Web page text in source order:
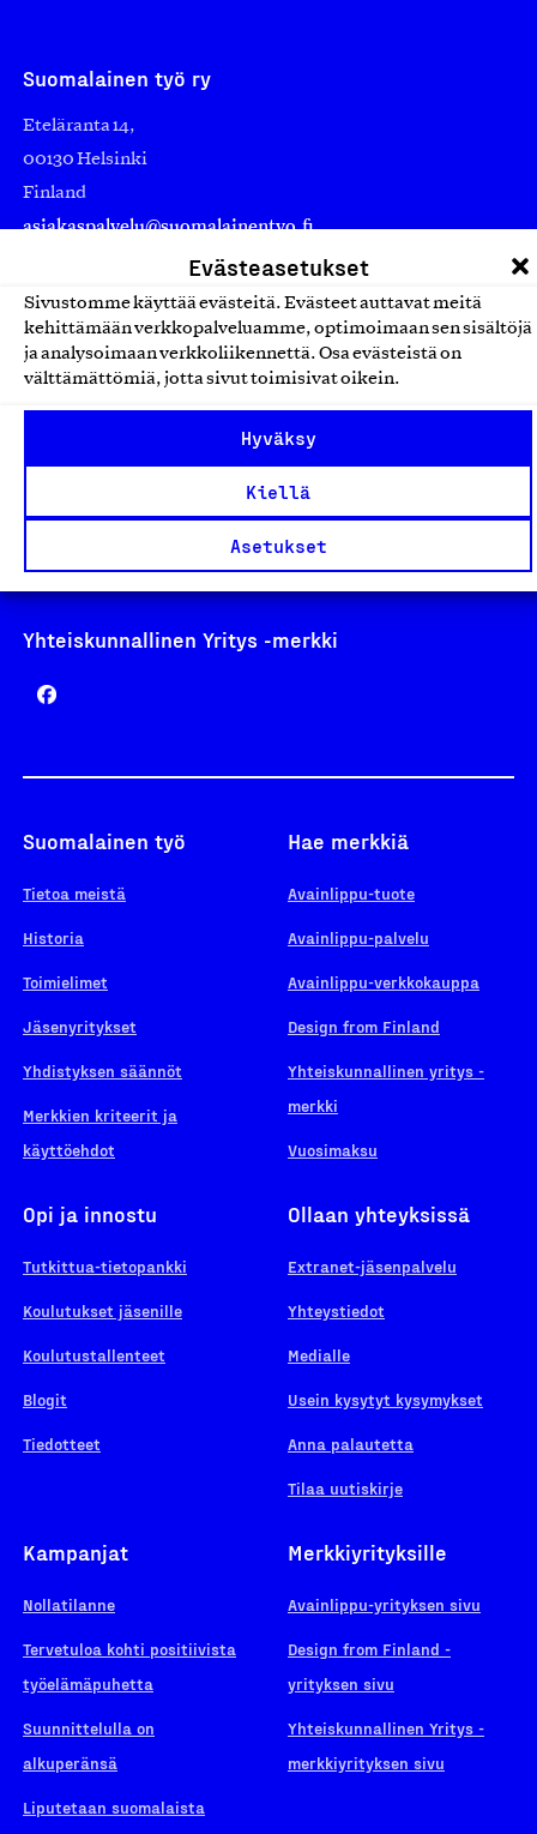
Evästeasetukset
Sivustomme käyttää evästeitä. Evästeet auttavat meitä
kehittämään verkkopalveluamme, optimoimaan sen sisältöjä
ja analysoimaan verkkoliikennettä. Osa evästeistä on
välttämättömiä, jotta sivut toimisivat oikein.
Hyväksy
Kiellä
Asetukset
Suomalainen työ ry
Eteläranta 14,
00130 Helsinki
Finland
asiakaspalvelu@suomalainentyo.fi
laskutus@suomalainentyo.fi
Avainlippu
Design From Finland
Yhteiskunnallinen Yritys -merkki
Suomalainen työ
Tietoa meistä
Historia
Toimielimet
Jäsenyritykset
Yhdistyksen säännöt
Merkkien kriteerit ja
käyttöehdot
Hae merkkiä
Avainlippu-tuote
Avainlippu-palvelu
Avainlippu-verkkokauppa
Design from Finland
Yhteiskunnallinen yritys -
merkki
Vuosimaksu
Opi ja innostu
Tutkittua-tietopankki
Koulutukset jäsenille
Koulutustallenteet
Blogit
Tiedotteet
Ollaan yhteyksissä
Extranet-jäsenpalvelu
Yhteystiedot
Medialle
Usein kysytyt kysymykset
Anna palautetta
Tilaa uutiskirje
Kampanjat
Nollatilanne
Tervetuloa kohti positiivista
työelämäpuhetta
Suunnittelulla on
alkuperänsä
Liputetaan suomalaista
Merkkiyrityksille
Avainlippu-yrityksen sivu
Design from Finland -
yrityksen sivu
Yhteiskunnallinen Yritys -
merkkiyrityksen sivu